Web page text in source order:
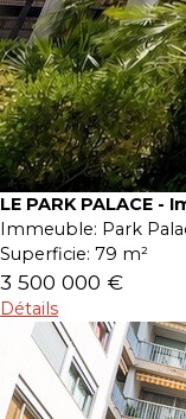
LE PARK PALACE -
Immeuble: Park
Superficie: 79 m²
3 500 000 €
Détails